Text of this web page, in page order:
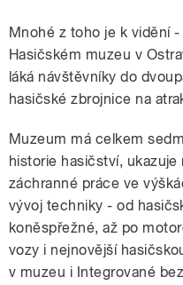
Mnohé z toho je k vidění
Hasičském muzeu v
láká návštěvníky do
hasičské zbrojnice na
Muzeum má celkem
historie hasičství,
záchranné práce ve
vývoj techniky - od
koněspřežné, až po
vozy i nejnovější
v muzeu i Integrované